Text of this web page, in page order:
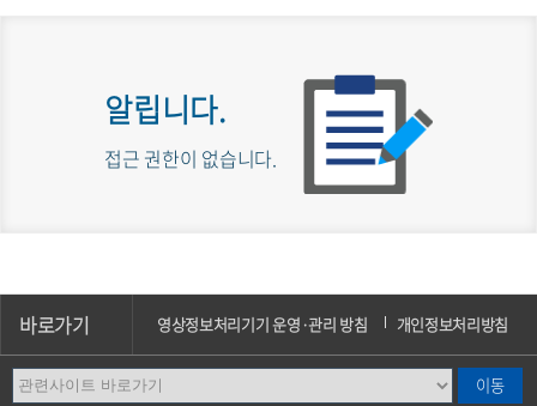
알립니다.
접근 권한이 없습니다.
바로가기 영상정보처리기기 운영·관리 방침 개인정보처리방침
이메일무단수집거부 캠퍼스안내